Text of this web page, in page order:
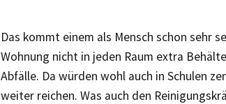
Das kommt einem als Mensch schon sehr
Wohnung nicht in jeden Raum extra
Abfälle. Da würden wohl auch in Schulen
weiter reichen. Was auch den